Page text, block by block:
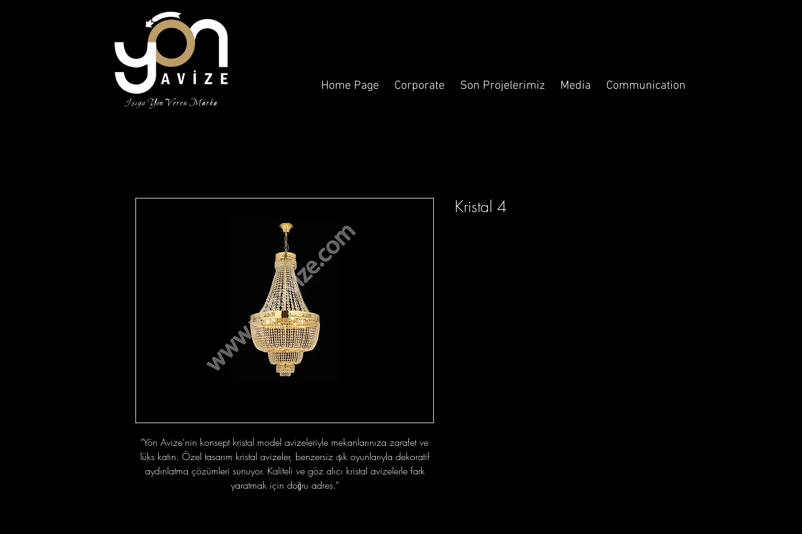
Home Page Corporate Son Projelerimiz Media Communication
"Yön Avize'nin konsept kristal model avizeleriyle mekanlarınıza zarafet ve
lüks katın. Özel tasarım kristal avizeler, benzersiz ışık oyunlarıyla dekoratif
aydınlatma çözümleri sunuyor. Kaliteli ve göz alıcı kristal avizelerle fark
yaratmak için doğru adres."
Kristal 4